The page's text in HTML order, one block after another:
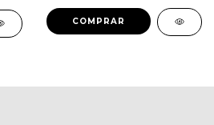
COMPRAR